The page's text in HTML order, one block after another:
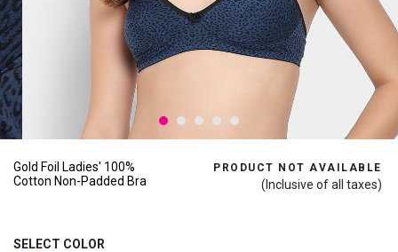
Gold Foil Ladies' 100%
Cotton Non-Padded Bra
PRODUCT NOT AVAILABLE
(Inclusive of all taxes)
SELECT COLOR